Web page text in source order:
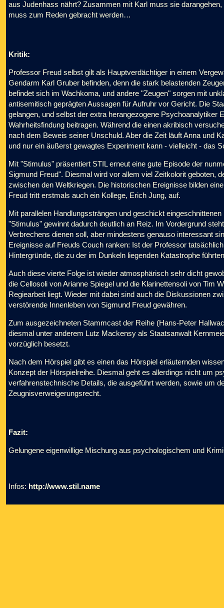
aus Judenhass nährt? Zusammen mit Karl muss sie
muss zum Reden gebracht werden…
Kritik:
Professor Freud selbst gilt als Hauptverdächtiger in einem
Gendarm Karl Gruber befinden, denn die stark belastenden
befindet sich im Wachkoma, und andere "Zeugen" sorgen mit
antisemitisch geprägten Aussagen für Aufruhr vor Gericht. Die
gelangen, und selbst der extra herangezogene Psychoanalytiker
Wahrheitsfindung beitragen. Während die einen akribisch
nach dem Beweis seiner Unschuld. Aber die Zeit läuft Anna und
und nur ein äußerst gewagtes Experiment kann - vielleicht - das
Mit "Stimulus" präsentiert STIL erneut eine gute Episode der
Sigmund Freud". Diesmal wird vor allem viel Zeitkolorit geboten,
zwischen den Weltkriegen. Die historischen Ereignisse bilden
Freud tritt erstmals auch ein Kollege, Erich Jung, auf.
Mit parallelen Handlungssträngen und geschickt
"Stimulus" gewinnt dadurch deutlich an Reiz. Im Vordergrund
Verbrechens dienen soll, aber mindestens genauso interessant
Ereignisse auf Freuds Couch ranken: Ist der Professor
Hintergründe, die zu der im Dunkeln liegenden Katastrophe
Auch diese vierte Folge ist wieder atmosphärisch sehr dicht
die Cellosoli von Arianne Spiegel und die Klarinettensoli von Tim
Regiearbeit liegt. Wieder mit dabei sind auch die Diskussionen
verstörende Innenleben von Sigmund Freud gewähren.
Zum ausgezeichneten Stammcast der Reihe (Hans-Peter
diesmal unter anderem Lutz Mackensy als Staatsanwalt
vorzüglich besetzt.
Nach dem Hörspiel gibt es einen das Hörspiel erläuternden
Konzept der Hörspielreihe. Diesmal geht es allerdings nicht um
verfahrenstechnische Details, die ausgeführt werden, sowie um
Zeugnisverweigerungsrecht.
Fazit:
Gelungene eigenwillige Mischung aus psychologischem und
Infos: http://www.stil.name